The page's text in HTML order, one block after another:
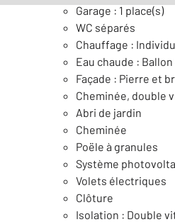
Garage : 1 place(s)
WC séparés
Chauffage :
Eau chaude :
Façade : Pierre et
Cheminée, double
Abri de jardin
Cheminée
Poële à granules
Système
Volets électriques
Clôture
Isolation : Double